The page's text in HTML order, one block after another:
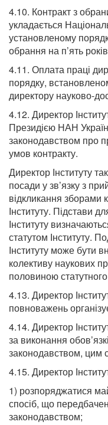
4.10. Контракт з
укладається
установленому
обрання на п’ять
4.11. Оплата праці
порядку,
директору науково-
4.12. Директор
Президією НАН
законодавством про
умов контракту.
Директор Інституту
посади у зв’язку з
відкликання зборами
Інституту. Підстави
Інституту
статутом Інституту.
Інституту може бути
колективу наукових
половиною
4.13. Директор
повноважень
4.14. Директор
за виконання
законодавством, цим
4.15. Директор
1) розпоряджатися
спосіб, що
законодавством;